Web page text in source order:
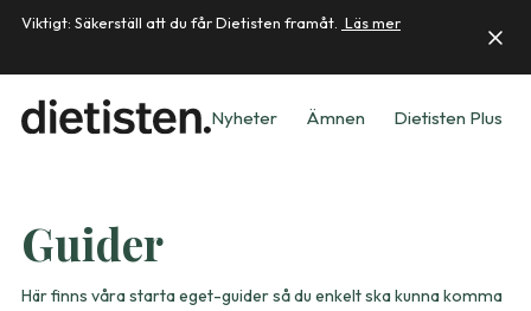
Viktigt: Säkerställ att du får Dietisten framåt. Läs mer
Nyheter Ämnen Dietisten Plus
Guider
Här finns våra starta eget-guider så du enkelt ska kunna komma